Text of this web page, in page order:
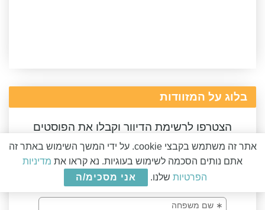
בלוג על המזוודות
הצטרפו לרשימת הדיוור וקבלו את הפוסטים
ישירות למייל
אתר זה משתמש בקבצי cookie. על ידי המשך השימוש באתר זה
אתם נותים הסכמה לשימוש בעוגיות. נא קראו את מדיניות
הפרטיות שלנו. אני מסכימ/ה